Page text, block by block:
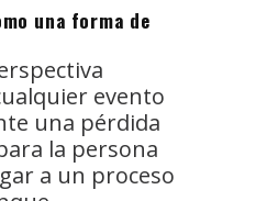
una forma de
evento
una pérdida
la persona
a un proceso